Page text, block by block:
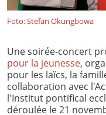
Foto: Stefan Okungbowa
Une soirée-concert
pour la jeunesse,
pour les laïcs, la
collaboration avec
l'Institut pontifical
déroulée le 21